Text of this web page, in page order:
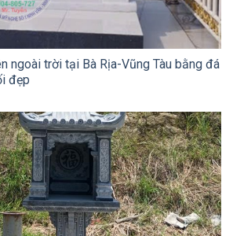
ngoài trời tại Bà Rịa-Vũng Tàu bằng đá
đẹp